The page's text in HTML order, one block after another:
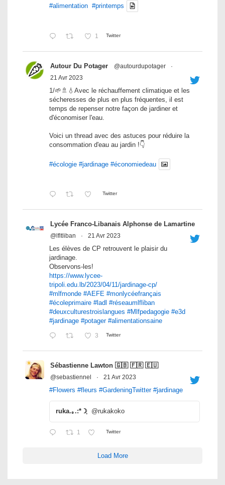
#alimentation #printemps
1 Twitter
Autour Du Potager @autourdupotager
·
21 Avr 2023
1/🌱🚿💧Avec le réchauffement climatique et les
sécheresses de plus en plus fréquentes, il est
temps de repenser notre façon de jardiner et
d'économiser l'eau.
Voici un thread avec des astuces pour réduire la
consommation d'eau au jardin !👇
#écologie #jardinage #économiedeau
Twitter
Lycée Franco-Libanais Alphonse de Lamartine
@lfltliban · 21 Avr 2023
Les élèves de CP retrouvent le plaisir du
jardinage.
Observons-les!
https://www.lycee-
tripoli.edu.lb/2023/04/11/jardinage-cp/
#mlfmonde #AEFE #monlycéefrançais
#écoleprimaire #ladl #réseaumlfliban
#deuxculturestroislangues #Mlfpedagogie #e3d
#jardinage #potager #alimentationsaine
3 Twitter
Sébastienne Lawton 🇬🇧 🇫🇷 🇪🇺
@sebastiennel · 21 Avr 2023
#Flowers #fleurs #GardeningTwitter #jardinage
ruka.｡.:*☽ฺ @rukakoko
1 Twitter
Load More